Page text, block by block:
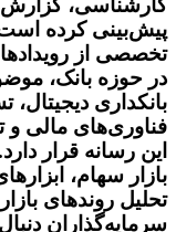
کارشناسی،
پیش‌بینی کرده
تخصصی از
در حوزه بانک،
بانکداری دیجیتال،
فناوری‌های مالی و
این رسانه قرار
بازار سهام،
تحلیل روندهای
سرمایه‌گذاران